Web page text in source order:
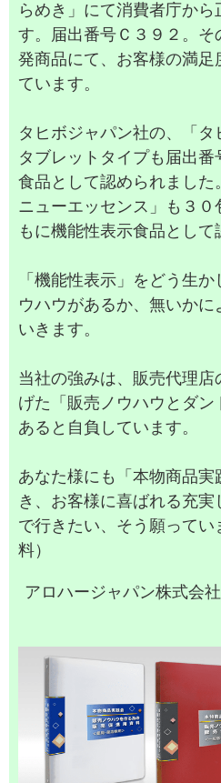
らめき」にて消費者庁から
す。届出番号Ｃ３９２。そ
発商品にて、お客様の満足
ています。
タヒボジャパン社の、「タ
タブレットタイプも届出
食品として認められました
ニューエッセンス」も３０
もに機能性表示食品として
「機能性表示」をどう生
ウハウがあるか、無いか
いきます。
当社の強みは、販売代理
げた「販売ノウハウとダ
あると自負しています。
あなた様にも「本物商品
き、お客様に喜ばれる充
で行きたい、そう願って
料）
アロハージャパン株式会